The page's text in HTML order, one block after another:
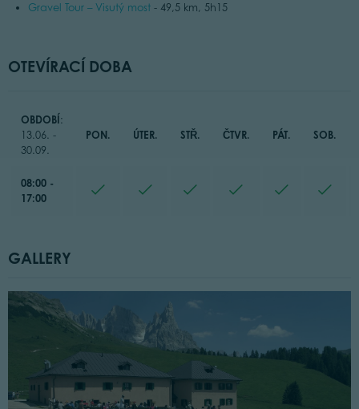
Gravel Tour – Visutý most- 49,5 km, 5h15
OTEVÍRACÍ DOBA
OBDOBÍ:
13.06. -
30.09.
PON. ÚTER. STŘ. ČTVR. PÁT. SOB.
08:00 -
17:00
GALLERY